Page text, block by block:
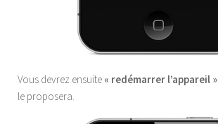
Vous devrez ensuite « redémarrer l’appareil »
le proposera.